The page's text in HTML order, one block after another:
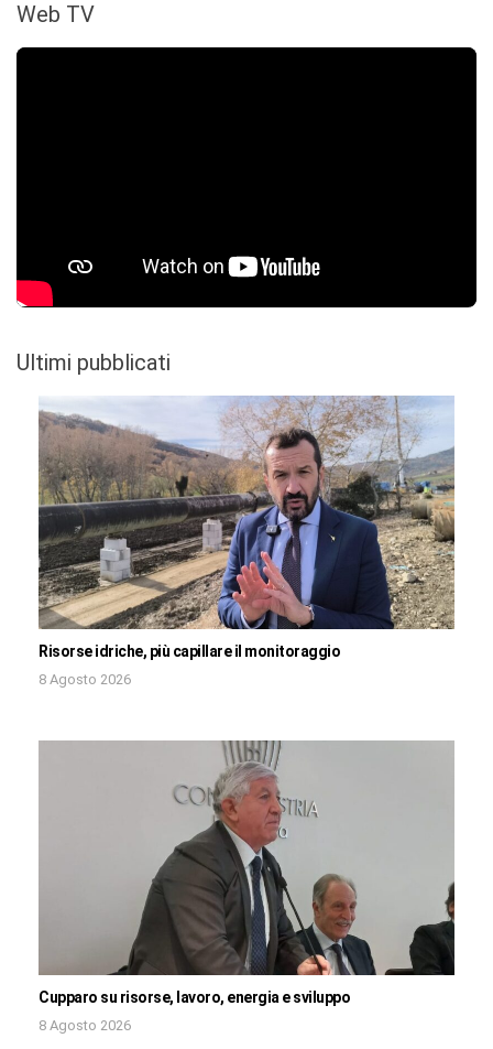
Web TV
Ultimi pubblicati
Risorse idriche, più capillare il monitoraggio
8 Agosto 2026
Cupparo su risorse, lavoro, energia e sviluppo
8 Agosto 2026